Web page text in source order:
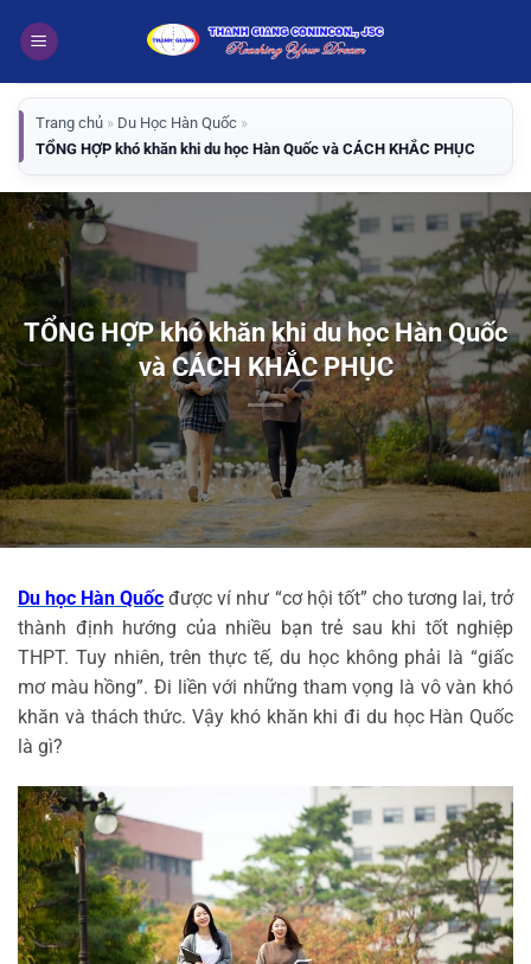
qua
dung
Trang chủ » Du Học Hàn Quốc »
TỔNG HỢP khó khăn khi du học Hàn Quốc và CÁCH KHẮC PHỤC
TỔNG HỢP khó khăn khi du học Hàn Quốc
và CÁCH KHẮC PHỤC
Du học Hàn Quốc được ví như “cơ hội tốt” cho tương lai, trở
thành định hướng của nhiều bạn trẻ sau khi tốt nghiệp
THPT. Tuy nhiên, trên thực tế, du học không phải là “giấc
mơ màu hồng”. Đi liền với những tham vọng là vô vàn khó
khăn và thách thức. Vậy khó khăn khi đi du học Hàn Quốc
là gì?